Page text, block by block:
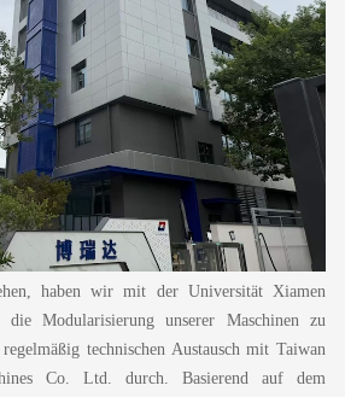
haben wir mit der Universität Xiamen
die Modularisierung unserer Maschinen zu
technischen Austausch mit Taiwan
Co. Ltd. durch. Basierend auf dem